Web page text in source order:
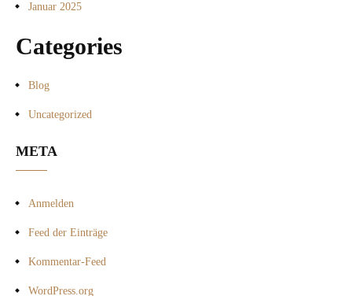
Januar 2025
Categories
Blog
Uncategorized
META
Anmelden
Feed der Einträge
Kommentar-Feed
WordPress.org